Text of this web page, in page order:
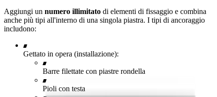
​Aggiungi un numero illimitato di elementi di fissaggio e combina
anche più tipi all'interno di una singola piastra. I tipi di ancoraggio
includono:
Gettato in opera (installazione):
Barre filettate con piastre rondella
Pioli con testa